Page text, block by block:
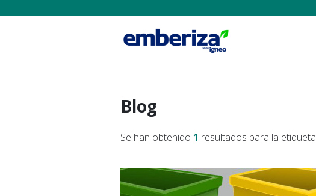
Blog
Se han obtenido 1 resultados para la etiqueta